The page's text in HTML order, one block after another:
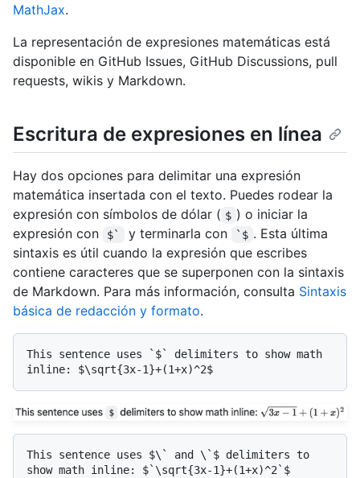
MathJax.
La representación de expresiones matemáticas está
disponible en GitHub Issues, GitHub Discussions, pull
requests, wikis y Markdown.
Escritura de expresiones en línea
Hay dos opciones para delimitar una expresión
matemática insertada con el texto. Puedes rodear la
expresión con símbolos de dólar ( $ ) o iniciar la
expresión con
$` y terminarla con `$ . Esta última
sintaxis es útil cuando la expresión que escribes
contiene caracteres que se superponen con la sintaxis
de Markdown. Para más información, consulta Sintaxis
básica de redacción y formato.
This sentence uses `$` delimiters to show math
This sentence uses $\` and \`$ delimiters to